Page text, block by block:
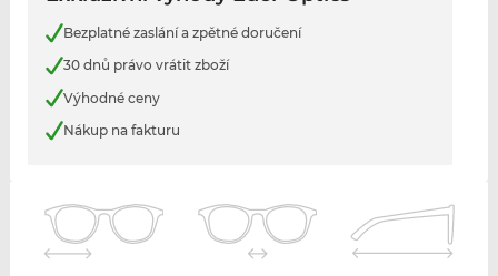
Bezplatné zaslání a zpětné doručení
30 dnů právo vrátit zboží
Výhodné ceny
Nákup na fakturu